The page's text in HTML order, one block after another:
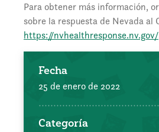
Para obtener más información,
sobre la respuesta de Nevada al
https://nvhealthresponse.nv.gov/
Fecha
25 de enero de 2022
Categoría